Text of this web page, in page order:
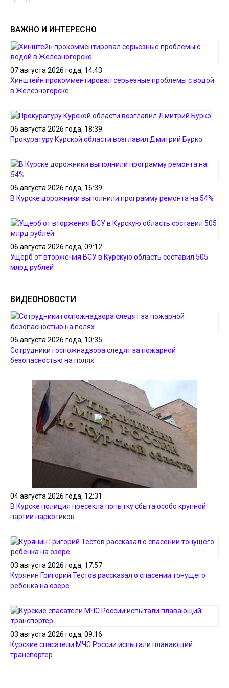
ВАЖНО И ИНТЕРЕСНО
07 августа 2026 года, 14:43
Хинштейн прокомментировал серьезные проблемы с водой
в Железногорске
06 августа 2026 года, 18:39
Прокуратуру Курской области возглавил Дмитрий Бурко
06 августа 2026 года, 16:39
В Курске дорожники выполнили программу ремонта на 54%
06 августа 2026 года, 09:12
Ущерб от вторжения ВСУ в Курскую область составил 505
млрд рублей
ВИДЕОНОВОСТИ
06 августа 2026 года, 10:35
Сотрудники госпожнадзора следят за пожарной
безопасностью на полях
04 августа 2026 года, 12:31
В Курске полиция пресекла попытку сбыта особо крупной
партии наркотиков
03 августа 2026 года, 17:57
Курянин Григорий Тестов рассказал о спасении тонущего
ребенка на озере
03 августа 2026 года, 09:16
Курские спасатели МЧС России испытали плавающий
транспортер